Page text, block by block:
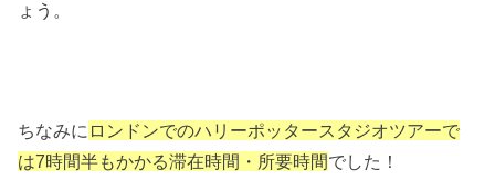
ょう。
ちなみに ロンドンでのハリーポッタースタジオツアーで
は7時間半もかかる滞在時間・所要時間でした！